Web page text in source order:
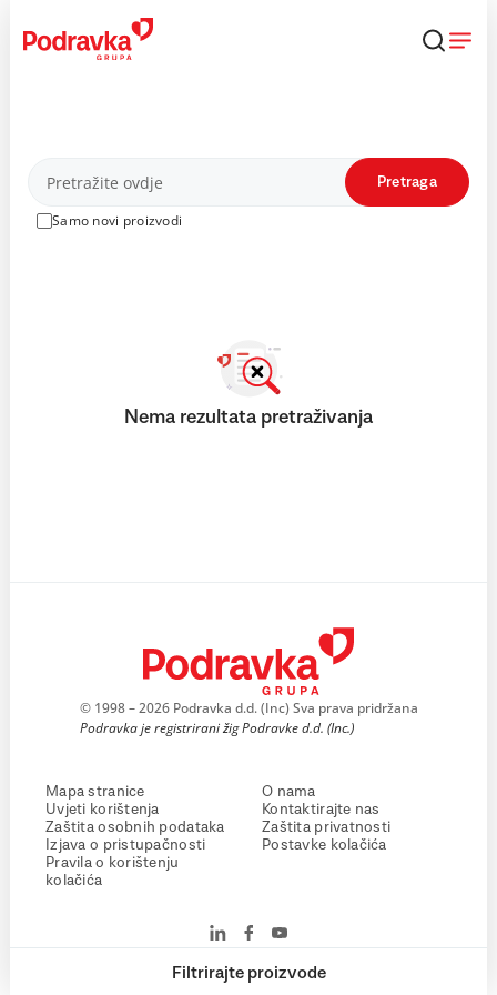
content
Proizvodi
Samo novi proizvodi
Pretraga
Filtrirajte proizvode
Nema rezultata pretraživanja
© 1998 – 2026 Podravka d.d. (Inc) Sva prava pridržana
Podravka je registrirani žig Podravke d.d. (Inc.)
Mapa stranice
Uvjeti korištenja
Zaštita osobnih podataka
Izjava o pristupačnosti
Pravila o korištenju
kolačića
O nama
Kontaktirajte nas
Zaštita privatnosti
Postavke kolačića